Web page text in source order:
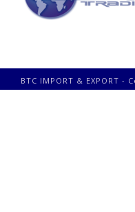
BTC IMPORT & EXPORT